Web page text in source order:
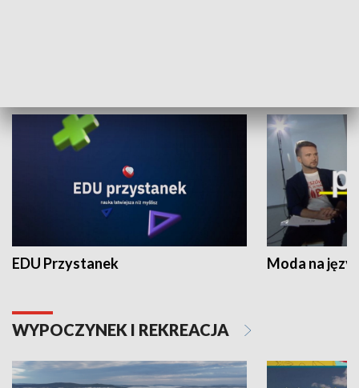
EDU Przystanek Moda na
WYPOCZYNEK I REKREACJA